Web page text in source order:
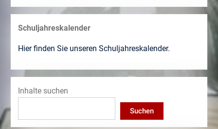
Schuljahreskalender
Hier finden Sie unseren Schuljahreskalender.
Inhalte suchen
Suchen